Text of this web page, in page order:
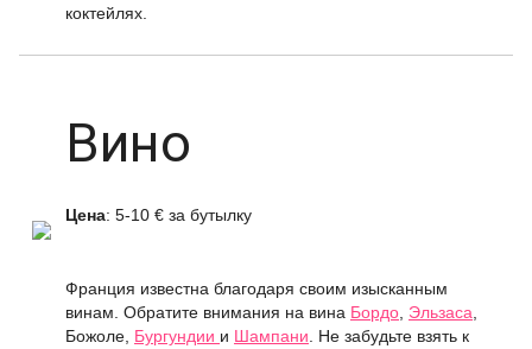
коктейлях.
Вино
Цена: 5-10 € за бутылку
Франция известна благодаря своим изысканным
винам. Обратите внимания на вина Бордо Эльзаса
Божоле, Бургундии и Шампани . Не забудьте взять к